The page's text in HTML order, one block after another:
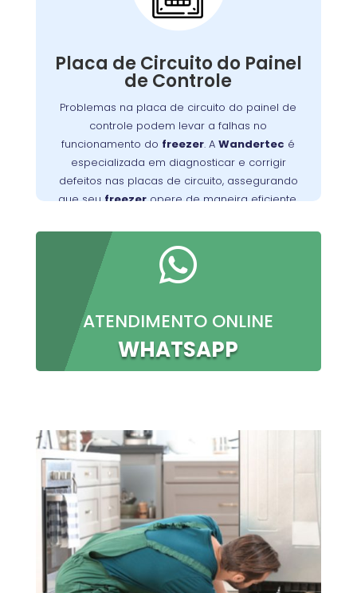
Placa de Circuito do Painel
de Controle
Problemas na placa de circuito do painel de
controle podem levar a falhas no
funcionamento do freezer. AWandertec é
especializada em diagnosticar e corrigir
defeitos nas placas de circuito, assegurando
que seufreezeropere de maneira eficiente.
Painel de Controle:
A placa de circuito do painel de controle
gerencia as funções do
freezer
Defeitos nessa
placa podem resultar em problemas com o
controle de temperatura e outros mau
funcionamentos
. Os técnicos da
Wandertec
no São João são especializados em identificar
e corrigir falhas nas placas de circuito,
garantindo que seu
freezer
opere de forma
confiável e eficiente.

ATENDIMENTO ONLINE
WHATSAPP